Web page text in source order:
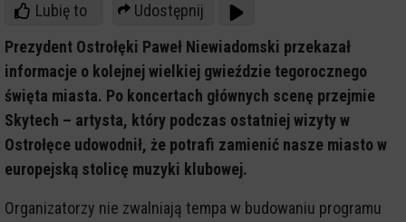
Lubię to
Udostępnij
Prezydent Ostrołęki Paweł Niewiadomski przekazał
informacje o kolejnej wielkiej gwieździe tegorocznego
święta miasta. Po koncertach głównych scenę przejmie
Skytech – artysta, który podczas ostatniej wizyty w
Ostrołęce udowodnił, że potrafi zamienić nasze miasto w
europejską stolicę muzyki klubowej.
Organizatorzy nie zwalniają tempa w budowaniu programu